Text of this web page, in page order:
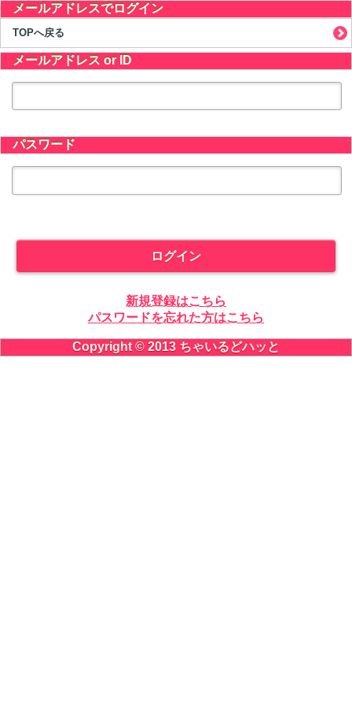
メールアドレスでログイン
TOPへ戻る
メールアドレス or ID
パスワード
ログイン
新規登録はこちら
パスワードを忘れた方はこちら
Copyright © 2013 ちゃいるどハッと